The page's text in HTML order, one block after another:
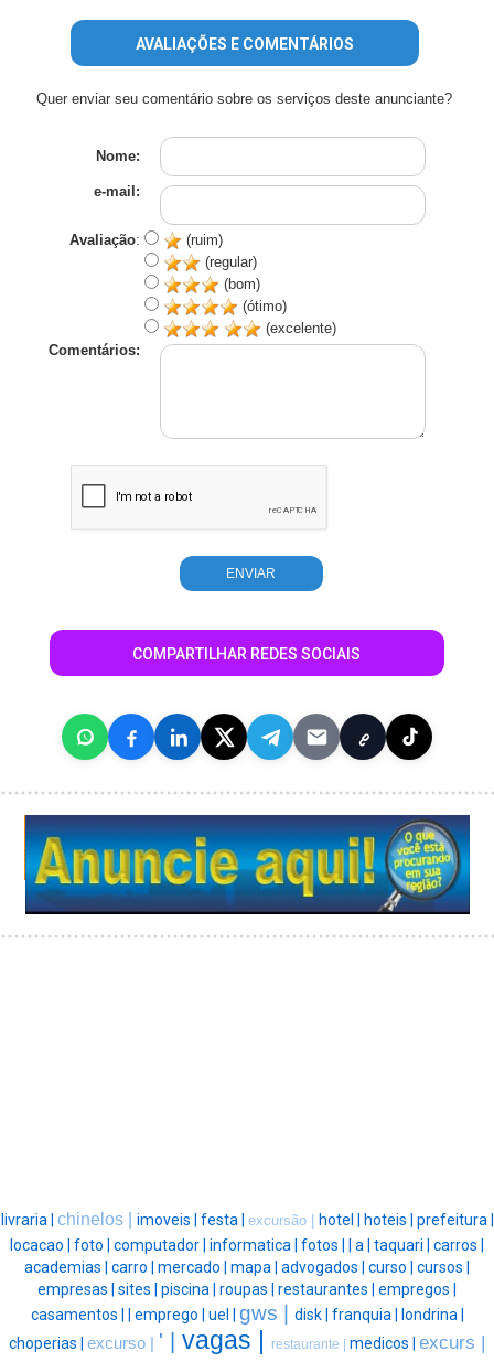
AVALIAÇÕES E COMENTÁRIOS
Quer enviar seu comentário sobre os serviços deste anunciante?
Nome:
e-mail:
Avaliação:
(ruim)
(regular)
(bom)
(ótimo)
(excelente)
Comentários:
COMPARTILHAR REDES SOCIAIS
livraria | chinelos | imoveis | festa | excursão | hotel | hoteis | prefeitura |
locacao | foto | computador | informatica | fotos | | a | taquari | carros |
academias | carro | mercado | mapa | advogados | curso | cursos |
empresas | sites | piscina | roupas | restaurantes | empregos |
casamentos | | emprego | uel | gws | disk | franquia | londrina |
choperias | excurso | ' | vagas | restaurante | medicos | excurs |